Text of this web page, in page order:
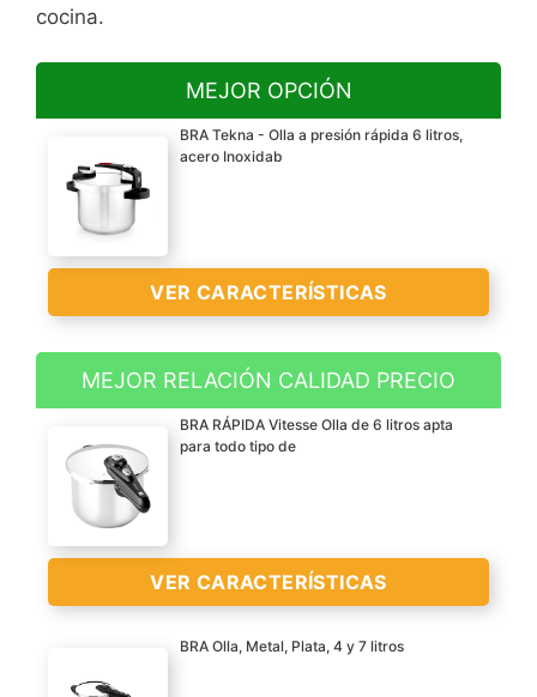
cocina.
MEJOR OPCIÓN
BRA Tekna - Olla a presión rápida 6 litros,
acero Inoxidab
VER CARACTERÍSTICAS
Acero inoxidable 18/10
Sistema de muy fácil
apertura y manejo
sencillo
funcionamiento para
guisos en tiempo record;
nivel 1 para cocina
MEJOR RELACIÓN CALIDAD PRECIO
BRA RÁPIDA Vitesse Olla de 6 litros apta
para todo tipo de
VER CARACTERÍSTICAS
BRA Olla, Metal, Plata, 4 y 7 litros